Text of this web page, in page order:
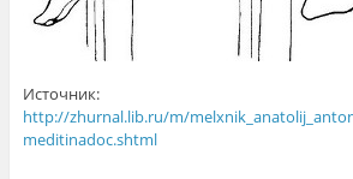
Источник:
http://zhurnal.lib.ru/m/
meditinadoc.shtml